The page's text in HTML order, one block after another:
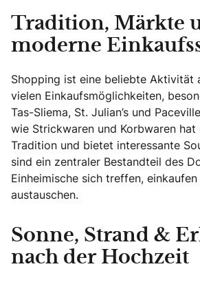
Tradition, Märkte
moderne
Shopping ist eine beliebte Aktivität
vielen Einkaufsmöglichkeiten,
Tas-Sliema, St. Julian’s und
wie Strickwaren und Korbwaren hat
Tradition und bietet interessante
sind ein zentraler Bestandteil des
Einheimische sich treffen,
austauschen.
Sonne, Strand &
nach der Hochzeit